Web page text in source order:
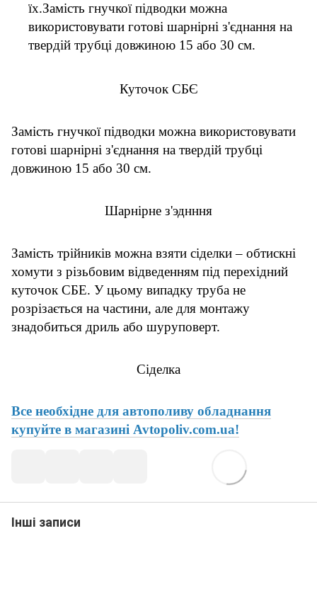
їх.Замість гнучкої підводки можна
використовувати готові шарнірні з'єднання на
твердій трубці довжиною 15 або 30 см.
Куточок СБЄ
Замість гнучкої підводки можна використовувати
готові шарнірні з'єднання на твердій трубці
довжиною 15 або 30 см.
Шарнірне з'эднння
Замість трійників можна взяти сіделки – обтискні
хомути з різьбовим відведенням під перехідний
куточок СБЕ. У цьому випадку труба не
розрізається на частини, але для монтажу
знадобиться дриль або шуруповерт.
Сіделка
Все необхідне для автополиву обладнання
купуйте в магазині Avtopoliv.com.ua!
Інші записи